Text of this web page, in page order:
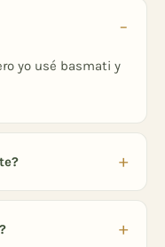
yo usé basmati y